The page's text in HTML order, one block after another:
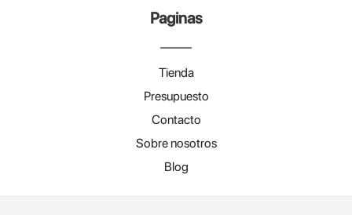
Paginas
Tienda
Presupuesto
Contacto
Sobre nosotros
Blog